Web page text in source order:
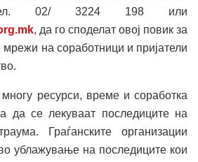
02/ 3224 198 или
, да го споделат овој повик за
на соработници и пријатели
ресурси, време и соработка
да се лекуваат последиците на
Граѓанските организации
ублажување на последиците кои